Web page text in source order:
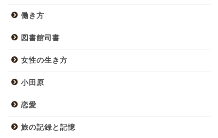
働き方
図書館司書
女性の生き方
小田原
恋愛
旅の記録と記憶